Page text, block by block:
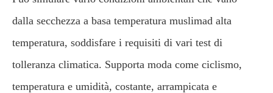
dalla secchezza a basa temperatura muslimad alta
temperatura, soddisfare i requisiti di vari test di
tolleranza climatica. Supporta moda come ciclismo,
temperatura e umidità, costante, arrampicata e